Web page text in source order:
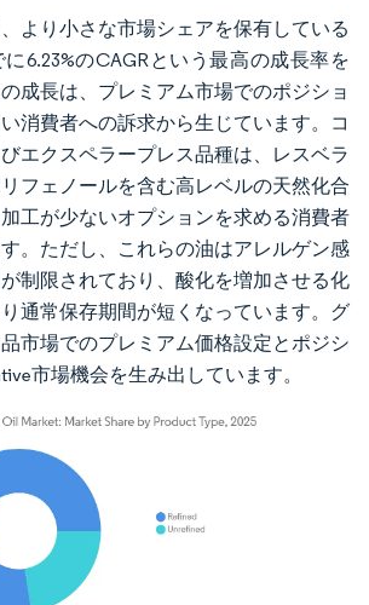
より小さな市場シェアを保有している
6.23%のCAGRという最高の成長率を
成長は、プレミアム市場でのポジショ
消費者への訴求から生じています。コ
エクスペラープレス品種は、レスベラ
フェノールを含む高レベルの天然化合
工が少ないオプションを求める消費者
。ただし、これらの油はアレルゲン感
制限されており、酸化を増加させる化
通常保存期間が短くなっています。グ
市場でのプレミアム価格設定とポジシ
市場機会を生み出しています。